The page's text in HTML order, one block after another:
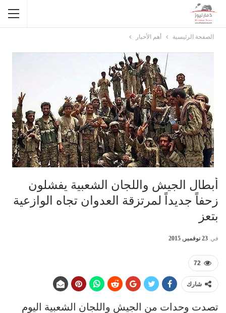
الصفحة الرئيسية أهم الأخبار
أبطال الجيش واللجان الشعبية يفشلون
زحفاً جديداً لمرتزقة العدوان تجاه الوازعية
بتعز
في 23 نوفمبر, 2015
72
شارك
تصدت وحدات من الجيش واللجان الشعبية اليوم